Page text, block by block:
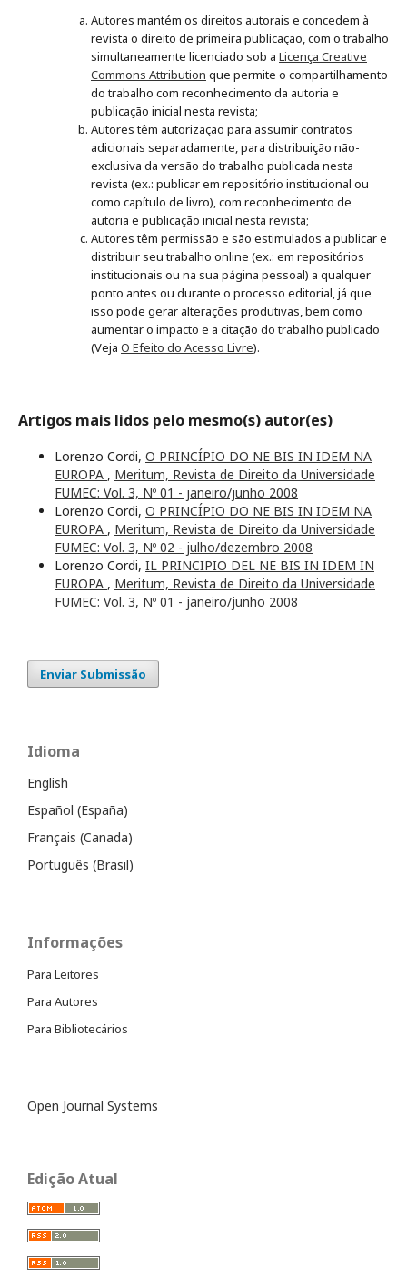
Autores mantém os direitos autorais e concedem à
revista o direito de primeira publicação, com o trabalho
simultaneamente licenciado sob a Licença Creative
Commons Attribution que permite o compartilhamento
do trabalho com reconhecimento da autoria e
publicação inicial nesta revista;
Autores têm autorização para assumir contratos
adicionais separadamente, para distribuição não-
exclusiva da versão do trabalho publicada nesta
revista (ex.: publicar em repositório institucional ou
como capítulo de livro), com reconhecimento de
autoria e publicação inicial nesta revista;
Autores têm permissão e são estimulados a publicar e
distribuir seu trabalho online (ex.: em repositórios
institucionais ou na sua página pessoal) a qualquer
ponto antes ou durante o processo editorial, já que
isso pode gerar alterações produtivas, bem como
aumentar o impacto e a citação do trabalho publicado
(Veja O Efeito do Acesso Livre).
Artigos mais lidos pelo mesmo(s) autor(es)
Lorenzo Cordi, O PRINCÍPIO DO NE BIS IN IDEM NA
EUROPA , Meritum, Revista de Direito da Universidade
FUMEC: Vol. 3, Nº 01 - janeiro/junho 2008
Lorenzo Cordi, O PRINCÍPIO DO NE BIS IN IDEM NA
EUROPA , Meritum, Revista de Direito da Universidade
FUMEC: Vol. 3, Nº 02 - julho/dezembro 2008
Lorenzo Cordi, IL PRINCIPIO DEL NE BIS IN IDEM IN
EUROPA , Meritum, Revista de Direito da Universidade
FUMEC: Vol. 3, Nº 01 - janeiro/junho 2008
Enviar Submissão
Idioma
English
Español (España)
Français (Canada)
Português (Brasil)
Informações
Para Leitores
Para Autores
Para Bibliotecários
Open Journal Systems
Edição Atual